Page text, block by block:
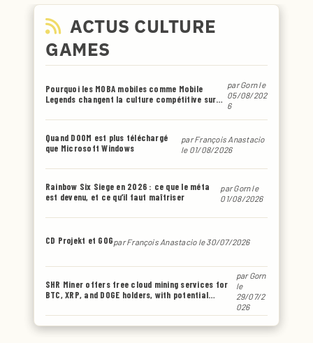
ACTUS CULTURE
GAMES
Pourquoi les MOBA mobiles comme Mobile
Legends changent la culture compétitive sur
parGornle
05/08/202
6
Quand DOOM est plus téléchargé
que Microsoft Windows
parFrançois Anastacio
le 01/08/2026
Rainbow Six Siege en 2026 : ce que le méta
est devenu, et ce qu’il faut maîtriser
parGornle
01/08/2026
CD Projekt et GOGparFrançois Anastaciole 30/07/2026
SHR Miner offers free cloud mining services for
BTC, XRP, and DOGE holders, with potential
parGorn
le
29/07/2
026